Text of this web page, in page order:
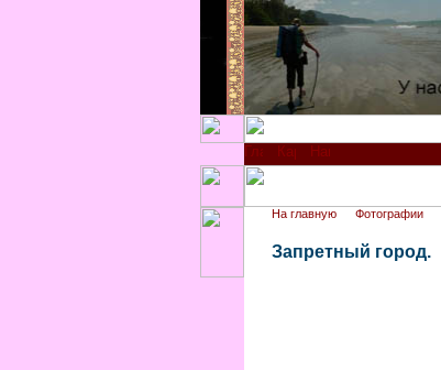
На главную Фотографии
Запретный город.